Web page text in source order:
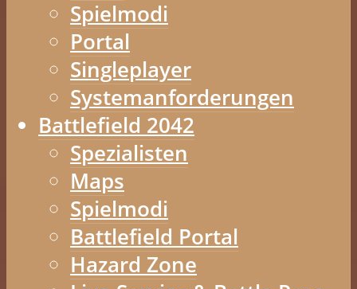
Spielmodi
Portal
Singleplayer
Systemanforderungen
Battlefield 2042
Spezialisten
Maps
Spielmodi
Battlefield Portal
Hazard Zone